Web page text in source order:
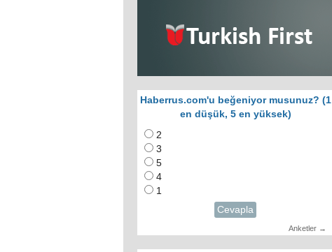
Haberrus.com'u beğeniyor musunuz? (1
en düşük, 5 en yüksek)
2
3
5
4
1
Cevapla
Anketler →